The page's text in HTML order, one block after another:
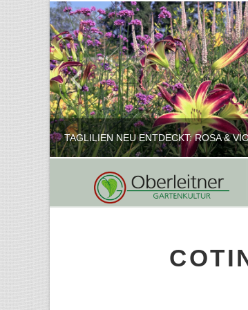
REINHARD
FEBRUAR 16, 2025